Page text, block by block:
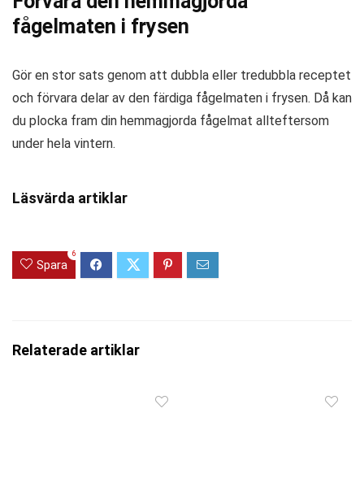
fågelmaten i frysen
Gör en stor sats genom att dubbla eller tredubbla receptet
och förvara delar av den färdiga fågelmaten i frysen. Då kan
du plocka fram din hemmagjorda fågelmat allteftersom
under hela vintern.
Läsvärda artiklar
Spara
6
Relaterade artiklar